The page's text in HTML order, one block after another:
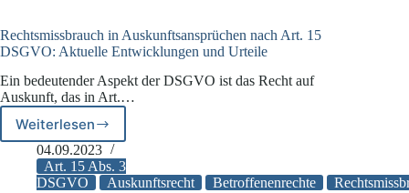
digitale
Zeitungsabonnements
Rechtsmissbrauch in Auskunftsansprüchen nach Art. 15
DSGVO: Aktuelle Entwicklungen und Urteile
Ein bedeutender Aspekt der DSGVO ist das Recht auf
Auskunft, das in Art.…
WeiterlesenRechtsmissbrauch
in
Auskunftsansprüchen
nach
04.09.2023
Art. 15 Abs. 3
DSGVO
Auskunftsrecht Betroffenenrechte